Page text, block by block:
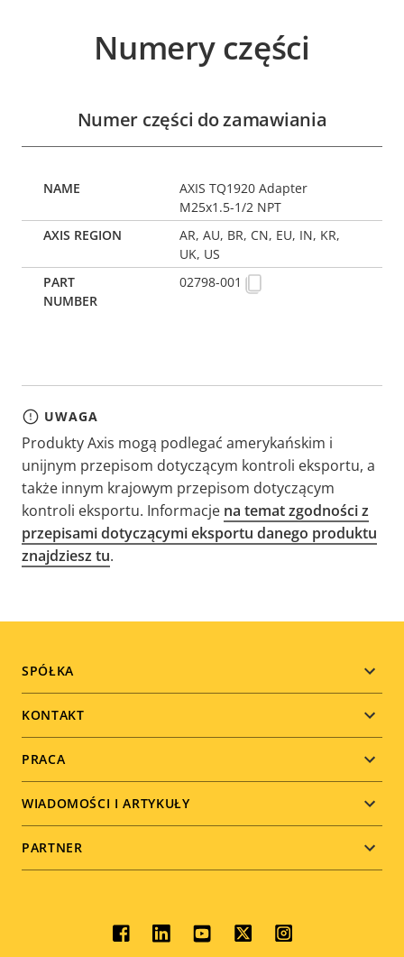
Numery części
Numer części do zamawiania
AXIS TQ1920 Adapter
M25x1.5-1/2 NPT
AR, AU, BR, CN, EU, IN, KR,
UK, US
02798-001
UWAGA
Produkty Axis mogą podlegać amerykańskim i
unijnym przepisom dotyczącym kontroli eksportu, a
także innym krajowym przepisom dotyczącym
kontroli eksportu. Informacje na temat zgodności z
przepisami dotyczącymi eksportu danego produktu
znajdziesz tu.
Footer
menu
SPÓŁKA
KONTAKT
PRACA
WIADOMOŚCI I ARTYKUŁY
PARTNER
Social